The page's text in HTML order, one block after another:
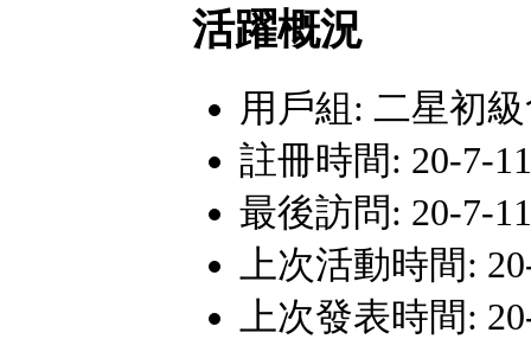
活躍概況
用戶組: 二星初
註冊時間: 20-7-
最後訪問: 20-7-
上次活動時間:
上次發表時間: